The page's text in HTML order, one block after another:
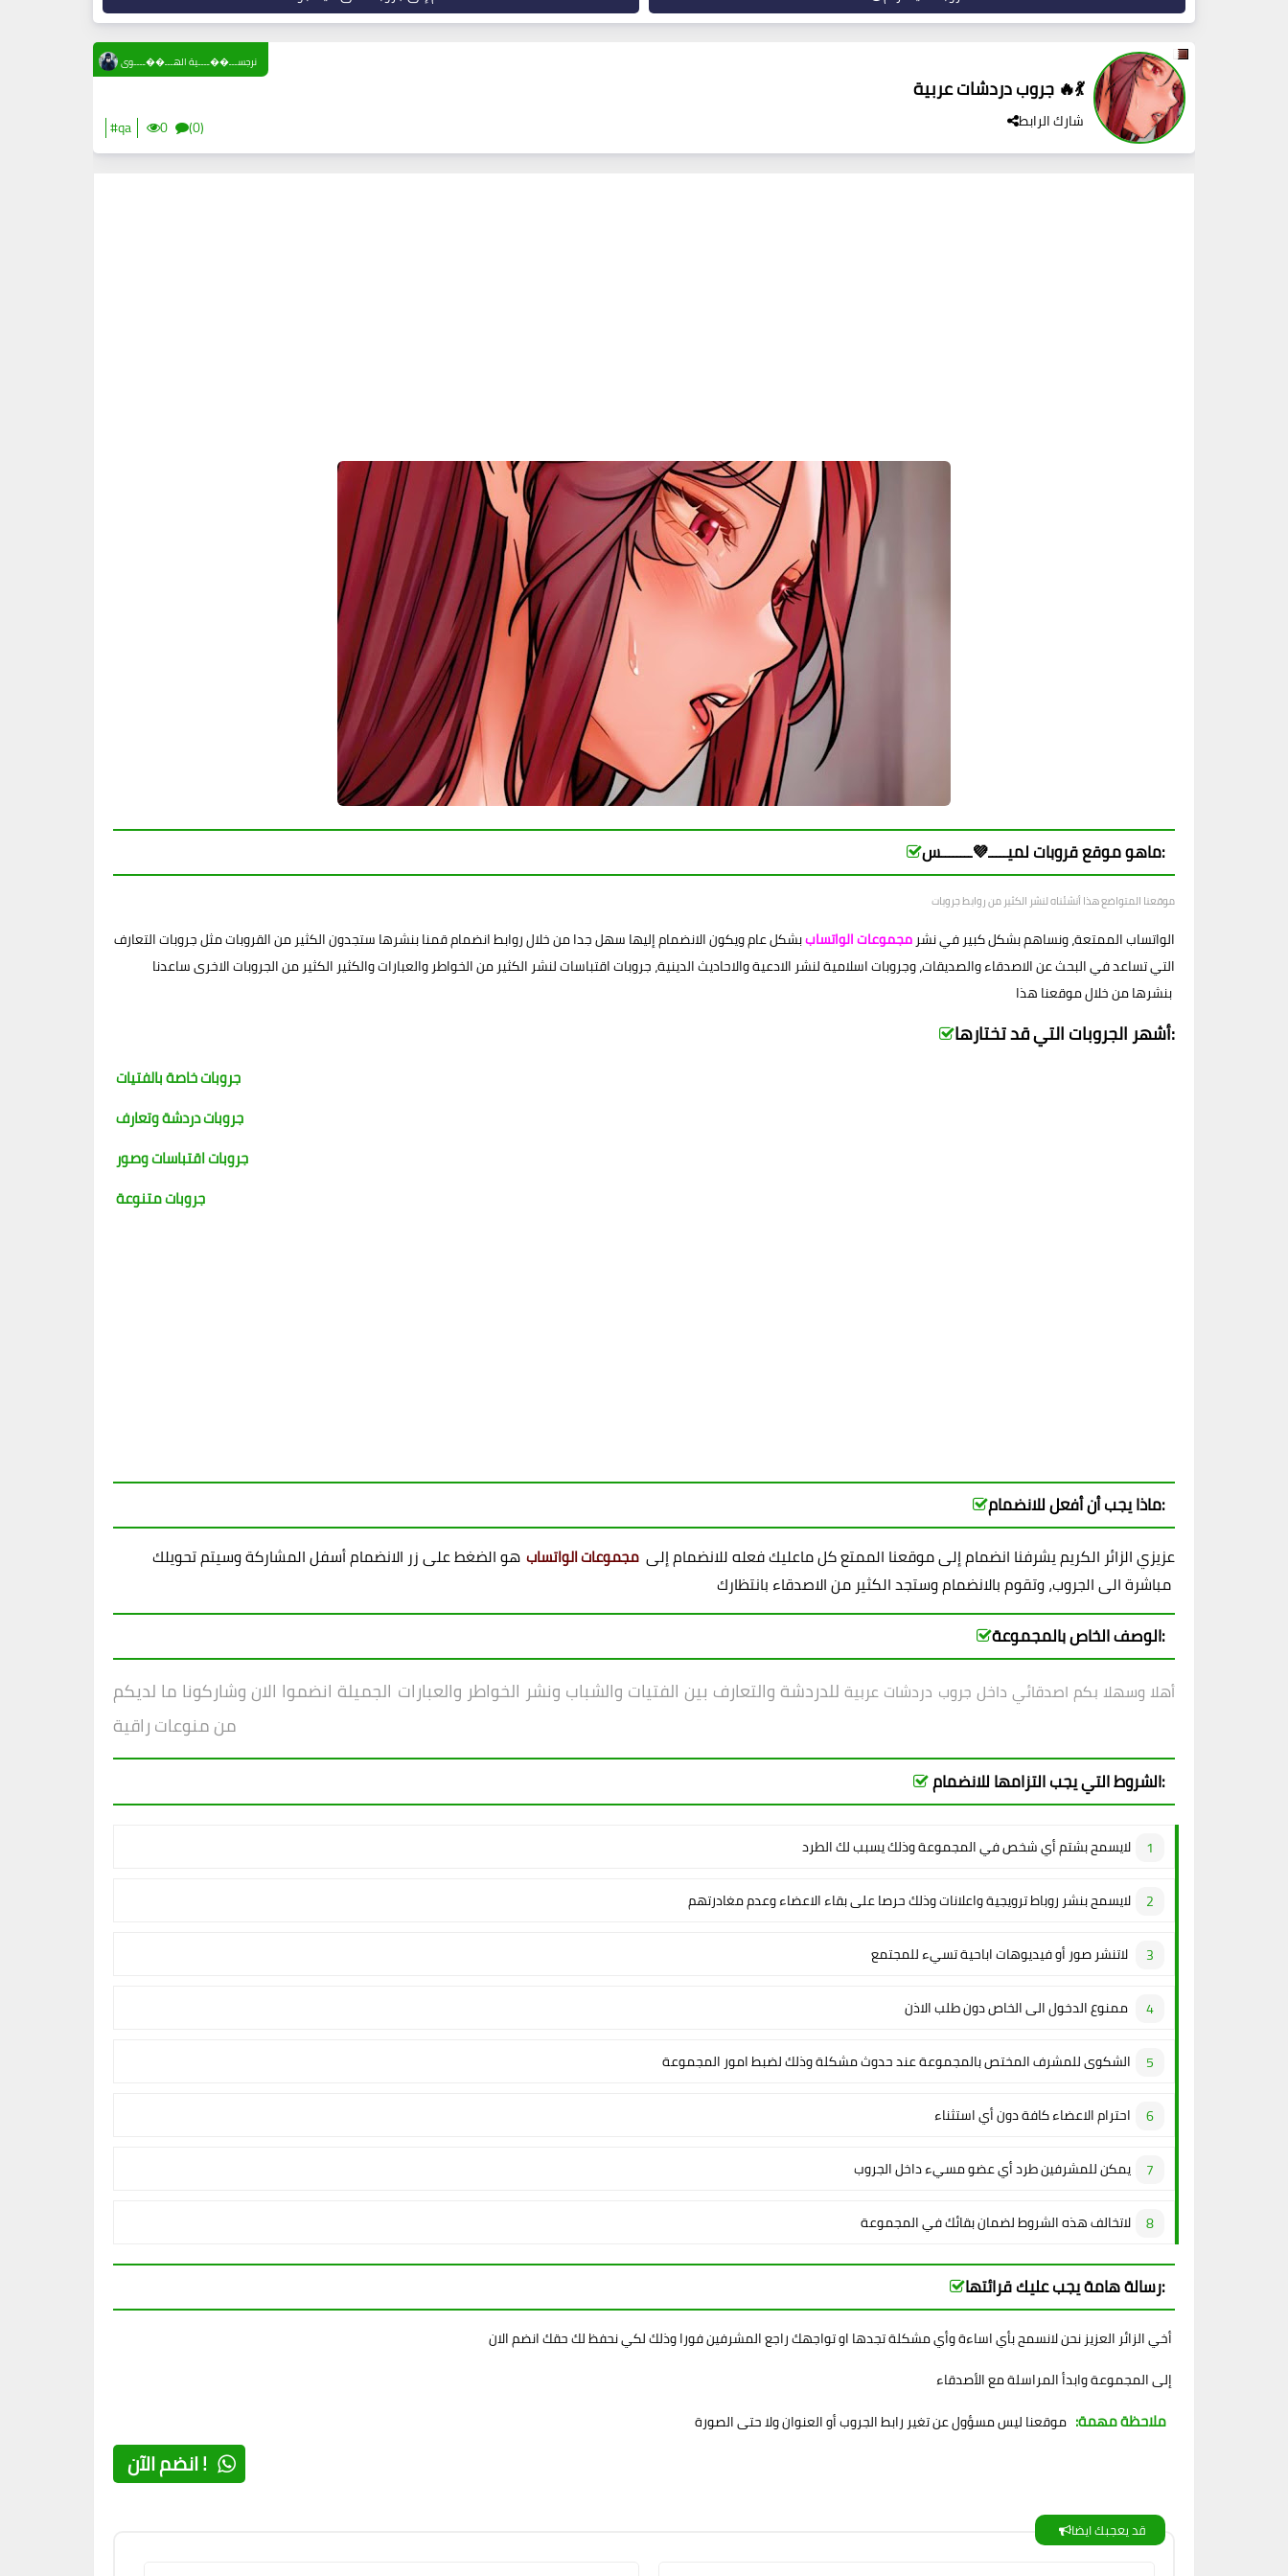
جروب دردشات عربية 🔥💃
شارك الرابط #qa 0 (0)
نرجســـ��ــــية الهـــ��ــــوى
ماهو موقع قروبات لميـــــ💜ــــــــس:
موقعنا المتواضع هذا أنشئناه لنشر الكثير من روابط جروبات
الواتساب الممتعة، ونساهم بشكل كبير في نشرمجموعات الواتساببشكل عام ويكون الانضمام إليها سهل جدا من خلال روابط انضمام قمنا بنشرها ستجدون الكثير من القروبات مثل جروبات التعارف
التي تساعد في البحث عن الاصدقاء والصديقات، وجروبات اسلامية لنشر الادعية والاحاديث الدينية، جروبات اقتباسات لنشر الكثير من الخواطر والعبارات والكثير الكثير من الجروبات الاخرى ساعدنا
أشهر الجروبات التي قد تختارها:
جروبات خاصة بالفتيات
جروبات اقتباسات وصور
جروبات متنوعة
ماذا يجب أن أفعل للانضمام:
عزيزي الزائر الكريم يشرفنا انضمام إلى موقعنا الممتع كل ماعليك فعله للانضمام إلى مجموعات الواتساب هو الضغط على زر الانضمام أسفل المشاركة وسيتم تحويلك
الوصف الخاص بالمجموعة:
أهلا وسهلا بكم اصدقائي داخل جروب دردشات عربية للدردشة والتعارف بين الفتيات والشباب ونشر الخواطر والعبارات الجميلة انضموا الان وشاركونا ما لديكم
الشروط التي يجب التزامها للانضمام:
لايسمح بشتم أي شخص في المجموعة وذلك يسبب لك الطرد
لايسمح بنشر روباط ترويجية واعلانات وذلك حرصا على بقاء الاعضاء وعدم مغادرتهم
الشكوى للمشرف المختص بالمجموعة عند حدوث مشكلة وذلك لضبط امور المجموعة
احترام الاعضاء كافة دون أي استثناء
يمكن للمشرفين طرد أي عضو مسيء داخل الجروب
لاتخالف هذه الشروط لضمان بقائك في المجموعة
رسالة هامة يجب عليك قرائتها:
ملاحظة مهمة:
انضم الآن !
قد يعجبك ايضا